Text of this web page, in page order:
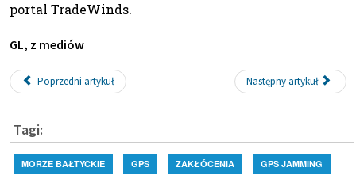
portal TradeWinds.
GL, z mediów
Poprzedni artykuł Następny artykuł
Tagi:
MORZE BAŁTYCKIE GPS ZAKŁÓCENIA GPS JAMMING